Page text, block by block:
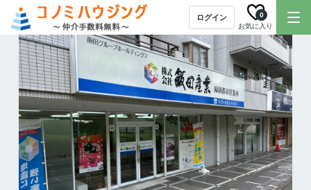
ログイン
お気に入り
0